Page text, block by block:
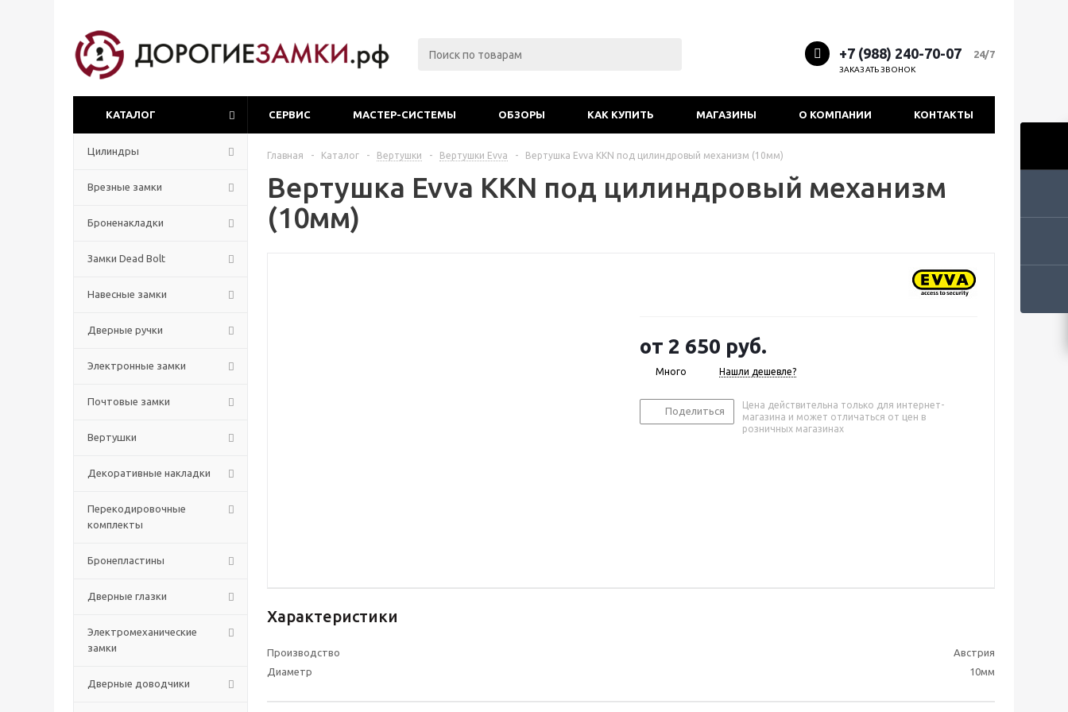
+7 (988) 240-70-07 24/7
ЗАКАЗАТЬ ЗВОНОК
КАТАЛОГ СЕРВИС МАСТЕР-СИСТЕМЫ ОБЗОРЫ КАК КУПИТЬ МАГАЗИНЫ О КОМПАНИИ КОНТАКТЫ
Цилиндры
Врезные замки
Броненакладки
Замки Dead Bolt
Навесные замки
Дверные ручки
Электронные замки
Почтовые замки
Вертушки
Декоративные накладки
Перекодировочные
комплекты
Бронепластины
Дверные глазки
Электромеханические
замки
Дверные доводчики
Главная - Каталог - Вертушки - Вертушки Evva - Вертушка Evva KKN под цилиндровый механизм (10мм)
Вертушка Evva KKN под цилиндровый механизм
(10мм)
от 2 650 руб.
Много Нашли дешевле?
Поделиться
Цена действительна только для интернет-
магазина и может отличаться от цен в
розничных магазинах
Характеристики
Производство
Австрия
Диаметр
10мм